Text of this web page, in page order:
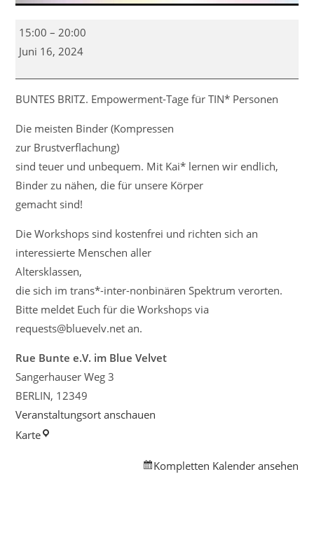
DIY-
Binder
mit
Kai*
15:00 – 20:00
Juni 16, 2024
BUNTES BRITZ. Empowerment-Tage für TIN* Personen
Die meisten Binder (Kompressen
zur Brustverflachung)
sind teuer und unbequem. Mit Kai* lernen wir endlich,
Binder zu nähen, die für unsere Körper
gemacht sind!
Die Workshops sind kostenfrei und richten sich an
interessierte Menschen aller
Altersklassen,
die sich im trans*-inter-nonbinären Spektrum verorten.
Bitte meldet Euch für die Workshops via
requests@bluevelv.net an.
Rue Bunte e.V. im Blue Velvet
Sangerhauser Weg 3
BERLIN, 12349
Veranstaltungsort anschauen
KarteRue
Kompletten Kalender ansehen